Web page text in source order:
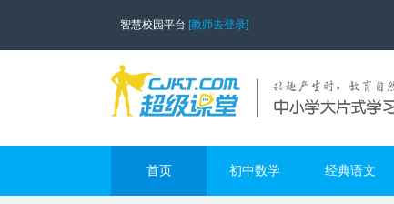
智慧校园平台 [教师去登录]
首页 初中数学 经典语文